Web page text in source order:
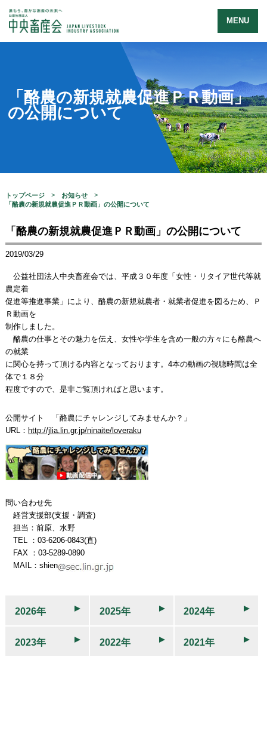
MENU
「酪農の新規就農促進ＰＲ動画」
の公開について
トップページ
お知らせ
「酪農の新規就農促進ＰＲ動画」の公開について
「酪農の新規就農促進ＰＲ動画」の公開について
2019/03/29
公益社団法人中央畜産会では、平成３０年度「女性・リタイア世代等就
農定着
促進等推進事業」により、酪農の新規就農者・就業者促進を図るため、Ｐ
Ｒ動画を
制作しました。
酪農の仕事とその魅力を伝え、女性や学生を含め一般の方々にも酪農へ
の就業
に関心を持って頂ける内容となっております。4本の動画の視聴時間は全
体で１８分
程度ですので、是非ご覧頂ければと思います。
公開サイト 「酪農にチャレンジしてみませんか？」
URL： http://jlia.lin.gr.jp/ninaite/loveraku
問い合わせ先
経営支援部(支援・調査)
担当：前原、水野
TEL ：03-6206-0843(直)
FAX ：03-5289-0890
MAIL：shien
2026年 2025年 2024年
2023年 2022年 2021年